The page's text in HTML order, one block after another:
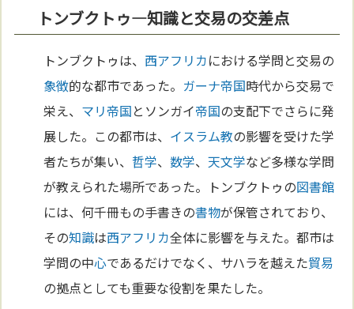
トンブクトゥ—知識と交易の交差点
トンブクトゥは、 西アフリカにおける学問と交易の
象徴的な都市であった。 ガーナ帝国時代から交易で
栄え、 マリ帝国とソンガイ帝国の支配下でさらに発
展した。この都市は、 イスラム教の影響を受けた学
者たちが集い、 哲学、数学、天文学など多様な学問
が教えられた場所であった。トンブクトゥの図書館
には、何千冊もの手書きの書物が保管されており、
その知識は西アフリカ全体に影響を与えた。都市は
学問の中心であるだけでなく、サハラを越えた貿易
の拠点としても重要な役割を果たした。